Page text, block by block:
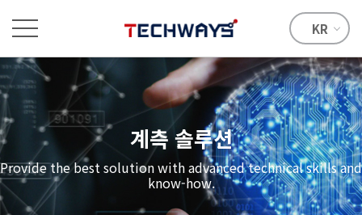
KR
계측 솔루션
Provide the best solution with advanced technical skills and
know-how.